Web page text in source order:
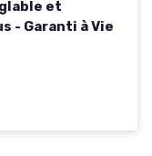
et
- Garanti à Vie